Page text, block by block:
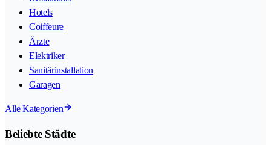
Hotels
Coiffeure
Ärzte
Elektriker
Sanitärinstallation
Garagen
Alle Kategorien
Beliebte Städte